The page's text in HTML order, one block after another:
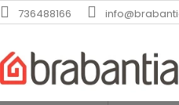
736488166